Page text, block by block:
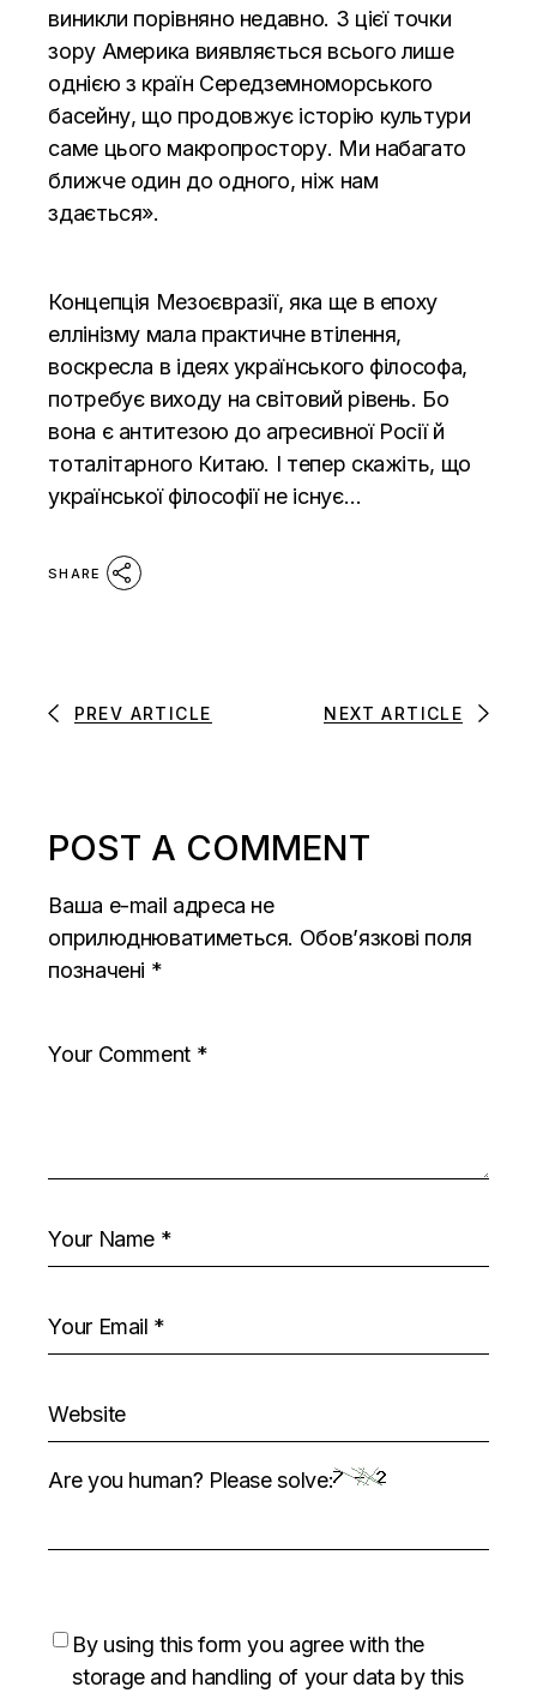
виникли порівняно недавно. З цієї точки
зору Америка виявляється всього лише
однією з країн Середземноморського
басейну, що продовжує історію культури
саме цього макропростору. Ми набагато
ближче один до одного, ніж нам
здається».
Концепція Мезоєвразії, яка ще в епоху
еллінізму мала практичне втілення,
воскресла в ідеях українського філософа,
потребує виходу на світовий рівень. Бо
вона є антитезою до агресивної Росії й
тоталітарного Китаю. І тепер скажіть, що
української філософії не існує…
SHARE
PREV ARTICLE NEXT ARTICLE
POST A COMMENT
Ваша e-mail адреса не
оприлюднюватиметься. Обов’язкові поля
позначені *
Are you human? Please solve:
By using this form you agree with the
storage and handling of your data by this